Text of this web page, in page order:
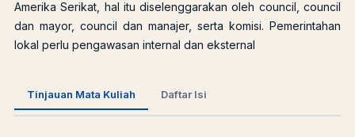
Amerika Serikat, hal itu diselenggarakan oleh council, council
dan mayor, council dan manajer, serta komisi. Pemerintahan
lokal perlu pengawasan internal dan eksternal
Tinjauan Mata Kuliah Daftar Isi